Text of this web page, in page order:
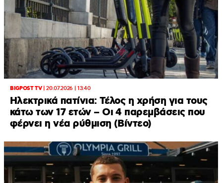
BIGPOST TV|20.07.2026 | 13:40
Ηλεκτρικά πατίνια: Τέλος η χρήση για τους
κάτω των 17 ετών – Οι 4 παρεμβάσεις που
φέρνει η νέα ρύθμιση (Βίντεο)